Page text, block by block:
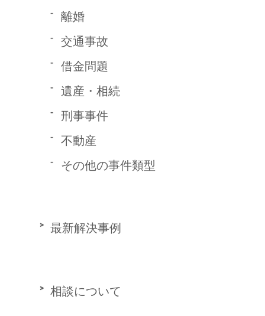
離婚
交通事故
借金問題
遺産・相続
刑事事件
不動産
その他の事件類型
最新解決事例
相談について